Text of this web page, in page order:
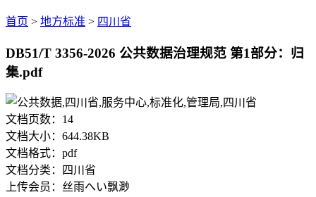
首页 > 地方标准 > 四川省
DB51/T 3356-2026 公共数据治理规范 第1部分：归
集.pdf
文档页数： 14
文档大小： 644.38KB
文档格式： pdf
文档分类：
四川省
上传会员： 丝雨へい飘渺